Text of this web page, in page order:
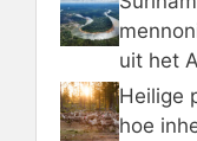
uit het
Heilige
hoe